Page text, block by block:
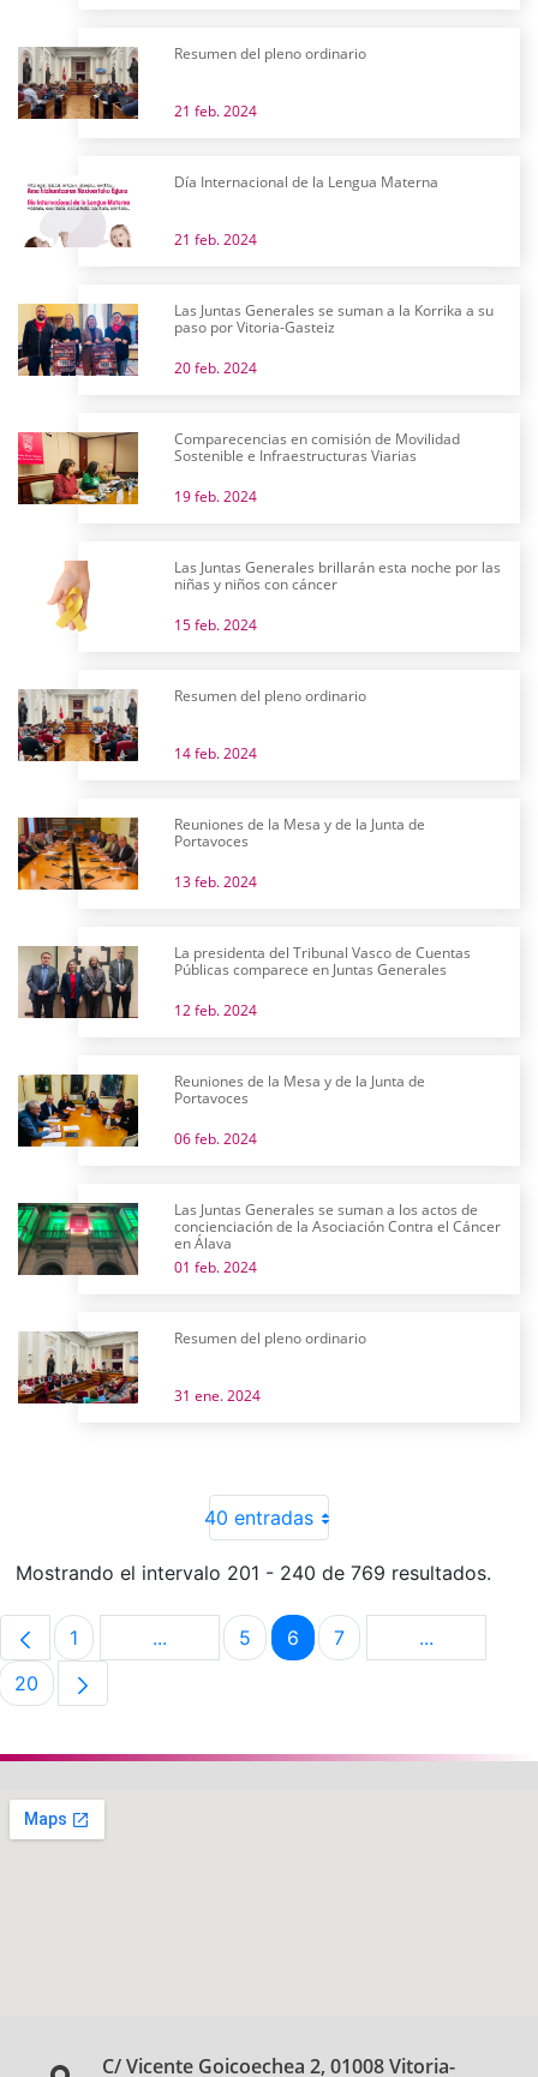
Resumen del pleno ordinario
21 feb. 2024
Día Internacional de la Lengua Materna
21 feb. 2024
Las Juntas Generales se suman a la Korrika a su
paso por Vitoria-Gasteiz
20 feb. 2024
Comparecencias en comisión de Movilidad
Sostenible e Infraestructuras Viarias
19 feb. 2024
Las Juntas Generales brillarán esta noche por las
niñas y niños con cáncer
15 feb. 2024
Resumen del pleno ordinario
14 feb. 2024
Reuniones de la Mesa y de la Junta de
Portavoces
13 feb. 2024
La presidenta del Tribunal Vasco de Cuentas
Públicas comparece en Juntas Generales
12 feb. 2024
Reuniones de la Mesa y de la Junta de
Portavoces
06 feb. 2024
Las Juntas Generales se suman a los actos de
concienciación de la Asociación Contra el Cáncer
en Álava
01 feb. 2024
Resumen del pleno ordinario
31 ene. 2024
40 entradas
Mostrando el intervalo 201 - 240 de 769 resultados.
Página
1 ...Páginas intermedias Use TAB para
Página
5 Página
6 Página
7 ...Páginas
Página
20
C/ Vicente Goicoechea 2, 01008 Vitoria-